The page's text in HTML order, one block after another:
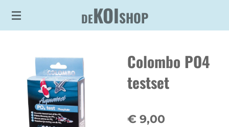
Ga
hoofdinhoud
DEKOISHOP
Colombo PO4
testset
€ 9,00